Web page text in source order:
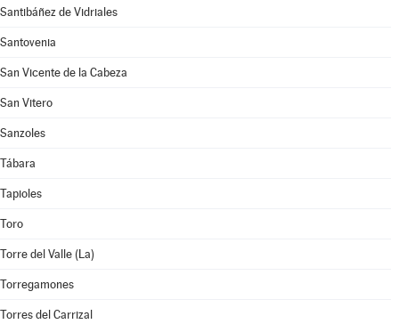
Santibáñez de Vidriales
Santovenia
San Vicente de la Cabeza
San Vitero
Sanzoles
Tábara
Tapioles
Toro
Torre del Valle (La)
Torregamones
Torres del Carrizal